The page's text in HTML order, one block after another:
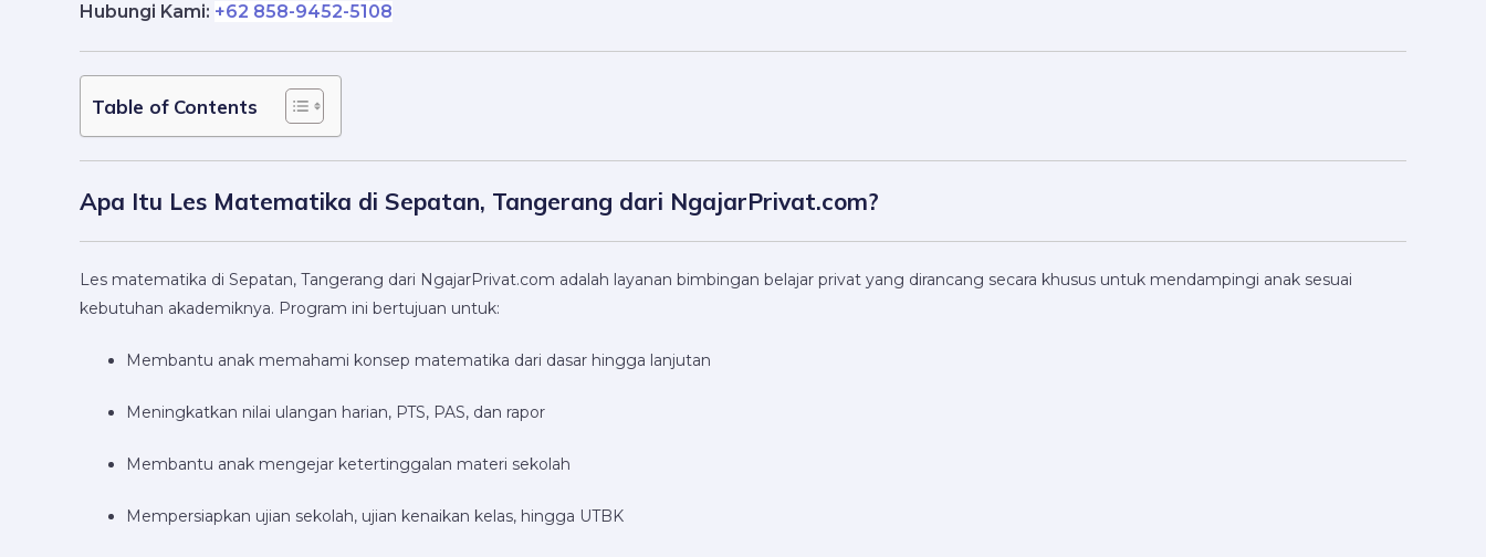
Hubungi Kami: +62 858-9452-5108
Table of Contents
Apa Itu Les Matematika di Sepatan, Tangerang dari NgajarPrivat.com?
Les matematika di Sepatan, Tangerang dari NgajarPrivat.com adalah layanan bimbingan belajar privat yang dirancang secara khusus untuk mendampingi anak sesuai
kebutuhan akademiknya. Program ini bertujuan untuk:
Membantu anak memahami konsep matematika dari dasar hingga lanjutan
Meningkatkan nilai ulangan harian, PTS, PAS, dan rapor
Membantu anak mengejar ketertinggalan materi sekolah
Mempersiapkan ujian sekolah, ujian kenaikan kelas, hingga UTBK